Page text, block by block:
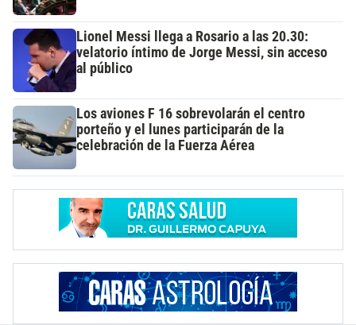
Lionel Messi llega a Rosario a las 20.30:
velatorio íntimo de Jorge Messi, sin acceso
al público
Los aviones F 16 sobrevolarán el centro
porteño y el lunes participarán de la
celebración de la Fuerza Aérea